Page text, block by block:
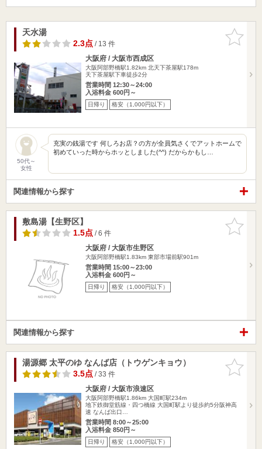
お気に入
りに追加
天水湯
2.3点/ 13 件
大阪府 / 大阪市西成区
大阪阿部野橋駅1.82km 北天下茶屋駅178m
天下茶屋駅下車徒歩2分
営業時間 12:30～24:00
入浴料金 600円～
日帰り 格安（1,000円以下）
50代～
女性
充実の銭湯です 何しろお店？の方が全員気さくでアットホームで
初めていった時からホッとしました(^^) だからかもし…
関連情報から探す
お気に入
りに追加
敷島湯【生野区】
1.5点/ 6 件
大阪府 / 大阪市生野区
大阪阿部野橋駅1.83km 東部市場前駅901m
営業時間 15:00～23:00
入浴料金 600円～
日帰り 格安（1,000円以下）
関連情報から探す
お気に入
りに追加
湯源郷 太平のゆ なんば店（トウゲンキョウ）
3.5点/ 33 件
大阪府 / 大阪市浪速区
大阪阿部野橋駅1.86km 大国町駅234m
地下鉄御堂筋線・四つ橋線 大国町駅より徒歩約5分阪神高
速 なんば出口…
営業時間 8:00～25:00
入浴料金 850円～
日帰り 格安（1,000円以下）